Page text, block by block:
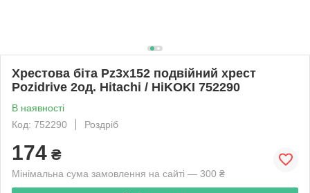
Хрестова біта Pz3x152 подвійний хрест
Pozidrive 2од. Hitachi / HiKOKI 752290
В наявності
Код: 752290
Роздріб
174 ₴
Мінімальна сума замовлення на сайті — 300 ₴